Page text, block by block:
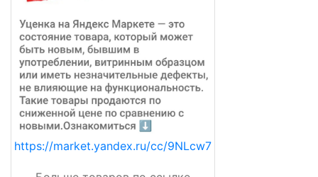
https://market.yandex.ru/cc/9NLcw7